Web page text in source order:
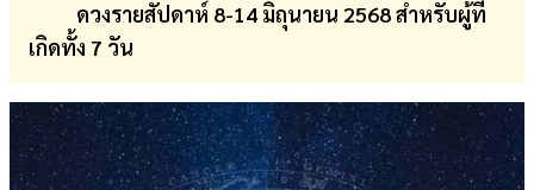
ดวงรายสัปดาห์ 8-14 มิถุนายน 2568 สำหรับผู้ที่
เกิดทั้ง 7 วัน
บอล
การ
เงิน